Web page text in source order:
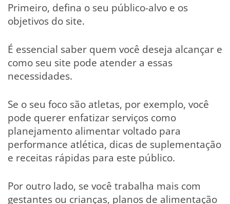
Primeiro, defina o seu público-alvo e os
objetivos do site.
É essencial saber quem você deseja alcançar e
como seu site pode atender a essas
necessidades.
Se o seu foco são atletas, por exemplo, você
pode querer enfatizar serviços como
planejamento alimentar voltado para
performance atlética, dicas de suplementação
e receitas rápidas para este público.
Por outro lado, se você trabalha mais com
gestantes ou crianças, planos de alimentação